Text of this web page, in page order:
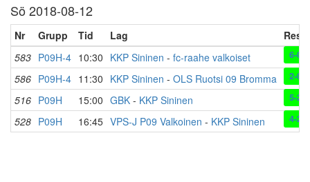
Sö 2018-08-12
Nr Grupp Tid Lag
583 P09H-4 10:30 KKP Sininen - fc-raahe valkoiset 6-0
586 P09H-4 11:30 KKP Sininen - OLS Ruotsi 09 Bromma 2-0
516 P09H 15:00 GBK - KKP Sininen 5-2
528 P09H 16:45 VPS-J P09 Valkoinen - KKP Sininen 4-2